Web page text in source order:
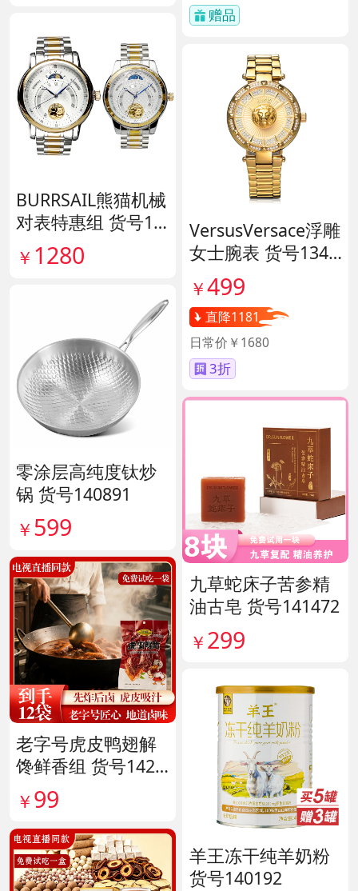
BURRSAIL熊猫机械
对表特惠组 货号13
9796
￥ 1280
零涂层高纯度钛炒
锅 货号140891
￥ 599
老字号虎皮鸭翅解
馋鲜香组 货号1420
38
￥ 99
赠品
VersusVersace浮雕
女士腕表 货号1341
￥499
直降1181
日常价￥1680
3折
九草蛇床子苦参精
油古皂 货号141472
￥ 299
羊王冻干纯羊奶粉
货号140192